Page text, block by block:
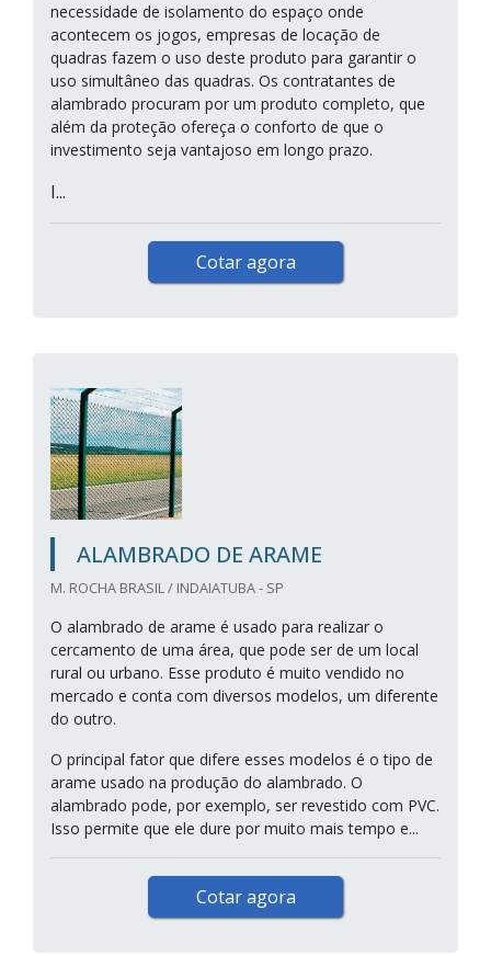
necessidade de isolamento do espaço onde
acontecem os jogos, empresas de locação de
quadras fazem o uso deste produto para garantir o
uso simultâneo das quadras. Os contratantes de
alambrado procuram por um produto completo, que
além da proteção ofereça o conforto de que o
investimento seja vantajoso em longo prazo.
I...
Cotar agora
ALAMBRADO DE ARAME
M. ROCHA BRASIL / INDAIATUBA - SP
O alambrado de arame é usado para realizar o
cercamento de uma área, que pode ser de um local
rural ou urbano. Esse produto é muito vendido no
mercado e conta com diversos modelos, um diferente
do outro.
O principal fator que difere esses modelos é o tipo de
arame usado na produção do alambrado. O
alambrado pode, por exemplo, ser revestido com PVC.
Isso permite que ele dure por muito mais tempo e...
Cotar agora